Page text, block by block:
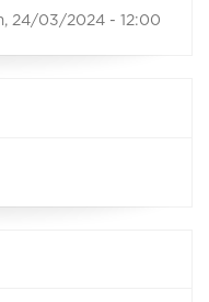
24/03/2024 - 12:00